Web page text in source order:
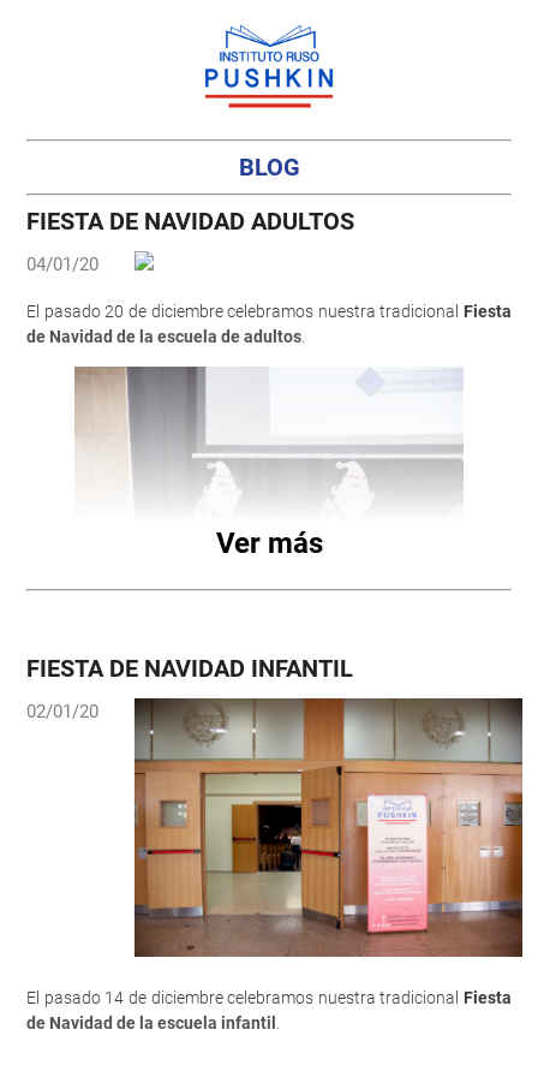
BLOG
FIESTA DE NAVIDAD ADULTOS
04/01/20
El pasado 20 de diciembre celebramos nuestra tradicional Fiesta
de Navidad de la escuela de adultos
La velada comenzó con la maravillosa interpretación de varias
Coro Ivushka
. Además, este año nos esperaba una sorpresa, ya
que nos regalaron dos estupendos fados.
Ver más
FIESTA DE NAVIDAD INFANTIL
02/01/20
El pasado 14 de diciembre celebramos nuestra tradicional Fiesta
de Navidad de la escuela infantil .